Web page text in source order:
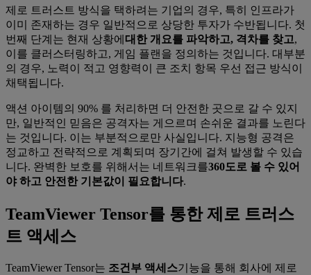
제로 트러스트 방식을 택하려는 기업의 경우, 특히 인프라가
이미 존재하는 경우 일반적으로 상당한 투자가 수반됩니다. 첫
번째 단계는 현재 상황에 대한 개요를 파악하고, 격차를 찾고,
이를 클러스터링하고, 게임 플랜을 정의하는 것입니다. 대부분
의 경우, 노력이 적고 영향력이 큰 조치 항목 우선 접근 방식이
채택됩니다.
액션 아이템의 90% 를 처리하면 더 안전한 곳으로 갈 수 있지
만, 일반적인 믿음은 공격자는 게으르며 손쉬운 결과를 노린다
는 것입니다. 이는 부분적으로만 사실입니다. 지능형 공격은
정교하고 전략적으로 계획되며 장기간에 걸쳐 발생할 수 있습
니다. 완벽한 보호를 위해서는 네트워크를360도로 볼 수 있어
야 하고 안전한 기본값이 필요합니다.
TeamViewer Tensor를 통한 제로 트러스
트 액세스
TeamViewer Tensor는 조건부 액세스기능을 통해 회사에 제로